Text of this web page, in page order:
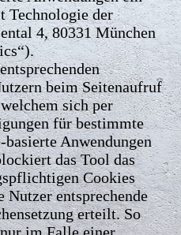
Technologie der
4, 80331 München
beim Seitenaufruf
sich per
für bestimmte
Anwendungen
das Tool das
Cookies
entsprechende
erteilt. So